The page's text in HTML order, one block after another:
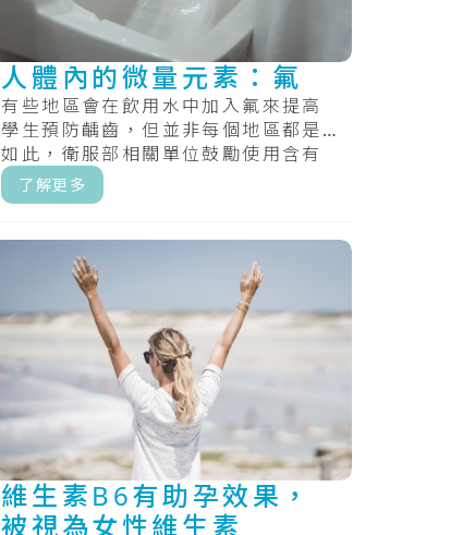
人體內的微量元素：氟
有些地區會在飲用水中加入氟來提高
學生預防齲齒，但並非每個地區都是
如此，衛服部相關單位鼓勵使用含有
氟化物的牙膏、食用氟錠，和定期在
牙齒上塗.....
了解更多
維生素B6有助孕效果，
被視為女性維生素